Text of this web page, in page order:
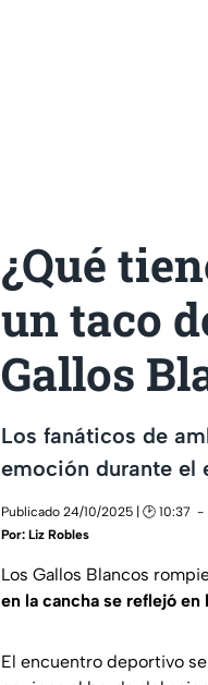
¿Qué
un taco
Gallos
Los fanáticos de
emoción durante el
Publicado 24/10/2025 | 🕑 10:37
Por: Liz Robles
Los Gallos Blancos
en la cancha se reflejó en
El encuentro deportivo